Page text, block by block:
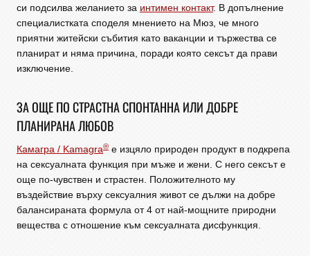
си подсилва желанието за интимен контакт. В допълнение
специалистката споделя мнението на Мюз, че много
приятни житейски събития като ваканции и тържества се
планират и няма причина, поради която сексът да прави
изключение.
ЗА ОЩЕ ПО СТРАСТНА СПОНТАННА ИЛИ ДОБРЕ
ПЛАНИРАНА ЛЮБОВ
Камагра / Kamagra® e изцяло природен продукт в подкрепа
на сексуалната функция при мъже и жени. С него сексът е
още по-чувствен и страстен. Положителното му
въздействие върху сексуалния живот се дължи на добре
балансираната формула от 4 от най-мощните природни
вещества с отношение към сексуалната дисфункция.